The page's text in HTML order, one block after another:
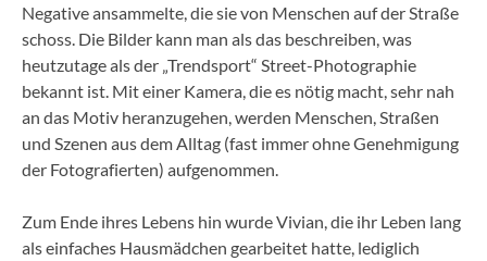
Negative ansammelte, die sie von Menschen auf der Straße
schoss. Die Bilder kann man als das beschreiben, was
heutzutage als der „Trendsport“ Street-Photographie
bekannt ist. Mit einer Kamera, die es nötig macht, sehr nah
an das Motiv heranzugehen, werden Menschen, Straßen
und Szenen aus dem Alltag (fast immer ohne Genehmigung
der Fotografierten) aufgenommen.
Zum Ende ihres Lebens hin wurde Vivian, die ihr Leben lang
als einfaches Hausmädchen gearbeitet hatte, lediglich